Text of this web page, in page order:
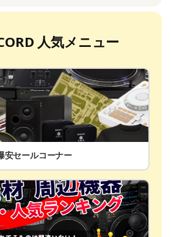
人気メニュー
安セールコーナー